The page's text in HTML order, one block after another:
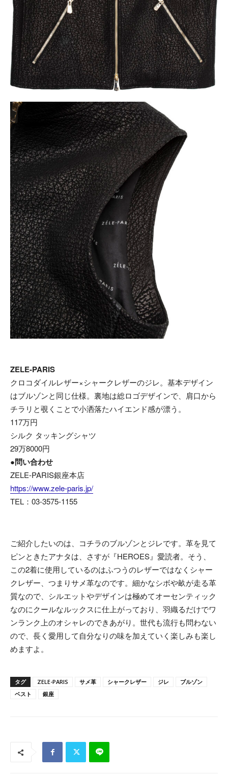
ZELE-PARIS
クロコダイルレザー×シャークレザーのジレ。基本デザイン
はブルゾンと同じ仕様。裏地は総ロゴデザインで、肩口から
チラリと覗くことで小洒落たハイエンド感が漂う。
117万円
シルク タッキングシャツ
29万8000円
●問い合わせ
ZELE-PARIS銀座本店
https://www.zele-paris.jp/
TEL：03-3575-1155
ご紹介したいのは、コチラのブルゾンとジレです。革を見て
ピンときたアナタは、さすが『HEROES』愛読者。そう、
この2着に使用しているのはふつうのレザーではなくシャー
クレザー、つまりサメ革なのです。細かなシボや畝が走る革
質なので、シルエットやデザインは極めてオーセンティック
なのにクールなルックスに仕上がっており、羽織るだけでワ
ンランク上のオシャレのできあがり。世代も流行も問わない
ので、長く愛用して自分なりの味を加えていく楽しみも楽し
めますよ。
タグ ZELE-PARIS サメ革 シャークレザー ジレ
ブルゾン
ベスト
銀座